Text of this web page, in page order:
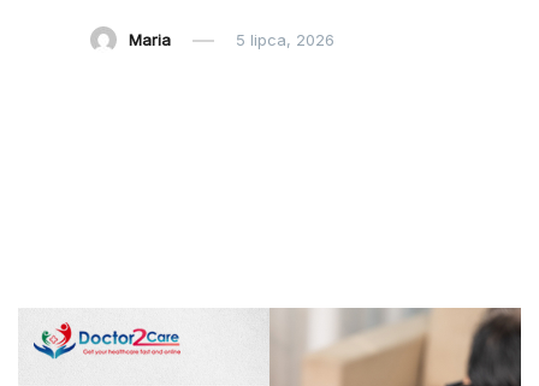
Maria 5 lipca, 2026